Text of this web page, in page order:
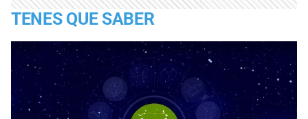
TENES QUE SABER